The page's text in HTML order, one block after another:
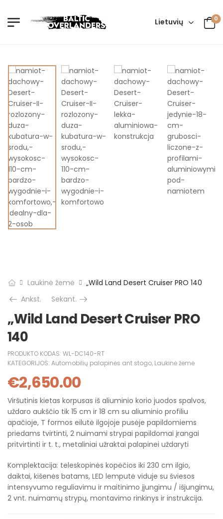
Lietuvių 0
Laukinė žemė
„Wild Land Desert Cruiser PRO 140
Ankst.
Sekant.
„Wild Land Desert Cruiser PRO
140
PRODUKTO KODAS: WL-DC140-RT
KATEGORIJOS: Automobilių palapinės ant stogo, Laukinė žemė
€2,650.00
Viršutinis kietas korpusas iš aliuminio korio juodos spalvos,
uždaro aukščio tik 15 cm ir 18 cm su aliuminio profiliu
apačioje, T formos eilutė ilgojoje pusėje papildomiems
priedams tvirtinti, 2 nuimami strypai papildomai įrangai
pritvirtinti ir t. t., metaliniai užraktai palapinei uždaryti
Komplektacija: teleskopinės kopėčios iki 230 cm ilgio,
daiktai, kišenės batams, LED lemputė viduje su šviesos
intensyvumo reguliavimu ir maitinimo įjungimu / išjungimu,
2 vnt. nuimamų strypų, montavimo rinkinys ir instrukcija.